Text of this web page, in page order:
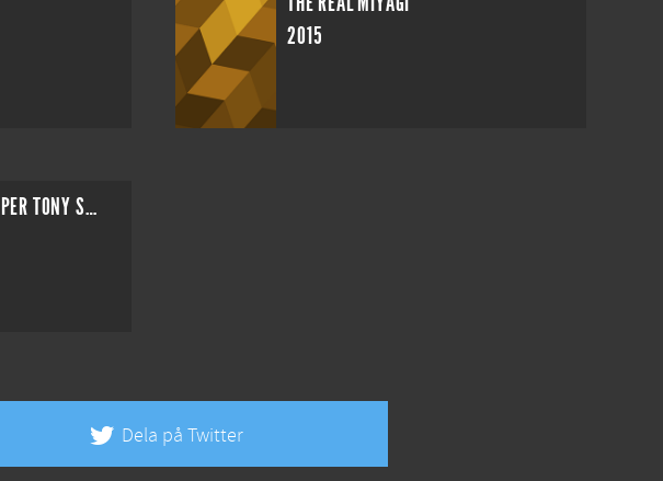
2015
UNA MAGNUM SPECIAL PER TONY SAITTA
Dela på Twitter